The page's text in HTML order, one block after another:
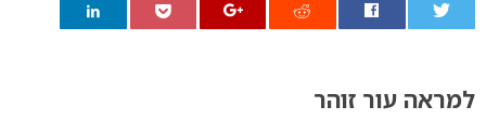
למראה עור זוהר